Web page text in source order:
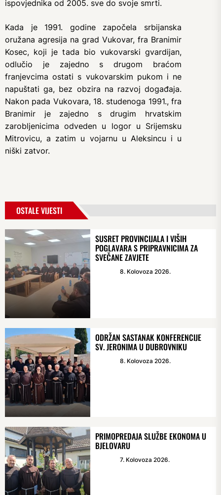
ispovjednika od 2005. sve do svoje smrti.
Kada je 1991. godine započela srbijanska
oružana agresija na grad Vukovar, fra Branimir
Kosec, koji je tada bio vukovarski gvardijan,
odlučio je zajedno s drugom braćom
franjevcima ostati s vukovarskim pukom i ne
napuštati ga, bez obzira na razvoj događaja.
Nakon pada Vukovara, 18. studenoga 1991., fra
Branimir je zajedno s drugim hrvatskim
zarobljenicima odveden u logor u Srijemsku
Mitrovicu, a zatim u vojarnu u Aleksincu i u
niški zatvor.
OSTALE VIJESTI
SUSRET PROVINCIJALA I VIŠIH
POGLAVARA S PRIPRAVNICIMA ZA
SVEČANE ZAVJETE
8. Kolovoza 2026.
ODRŽAN SASTANAK KONFERENCIJE
SV. JERONIMA U DUBROVNIKU
8. Kolovoza 2026.
PRIMOPREDAJA SLUŽBE EKONOMA U
BJELOVARU
7. Kolovoza 2026.